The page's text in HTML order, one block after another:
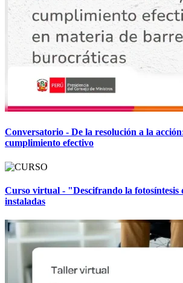
Conversatorio - De la resolución a la
cumplimiento efectivo
Curso virtual - "Descifrando la fotosíntesis
instaladas